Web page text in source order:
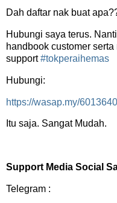
Dah daftar nak buat
Hubungi saya terus.
handbook customer
support#tokperaihemas
Hubungi:
https://wasap.my/
Itu saja. Sangat Mudah.
Support Media Social
Telegram :